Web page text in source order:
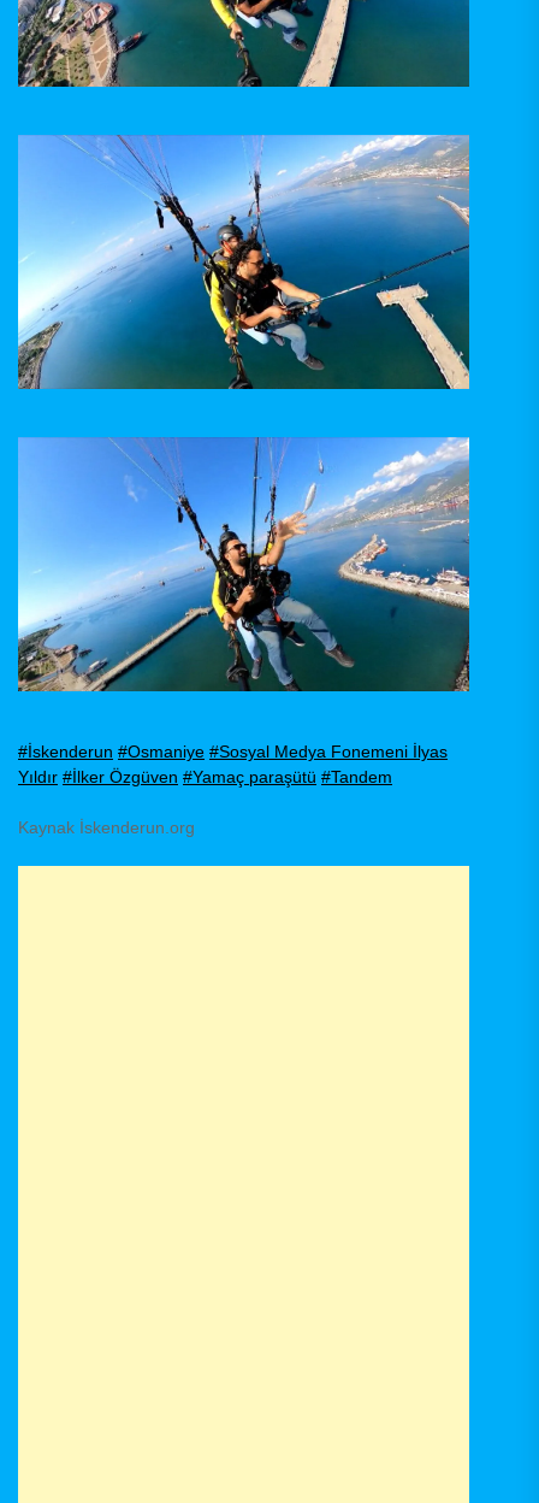
#İskenderun #Osmaniye #Sosyal Medya Fonemeni İlyas
Yıldır #İlker Özgüven #Yamaç paraşütü #Tandem
Kaynak İskenderun.org